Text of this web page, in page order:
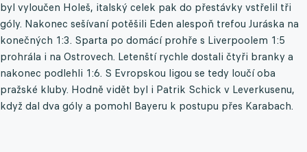
byl vyloučen Holeš, italský celek pak do přestávky vstřelil tři
góly. Nakonec sešívaní potěšili Eden alespoň trefou Juráska na
konečných 1:3. Sparta po domácí prohře s Liverpoolem 1:5
prohrála i na Ostrovech. Letenští rychle dostali čtyři branky a
nakonec podlehli 1:6. S Evropskou ligou se tedy loučí oba
pražské kluby. Hodně vidět byl i Patrik Schick v Leverkusenu,
když dal dva góly a pomohl Bayeru k postupu přes Karabach.